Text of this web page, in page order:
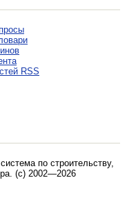
RSS
по строительству,
. (c) 2002—2026